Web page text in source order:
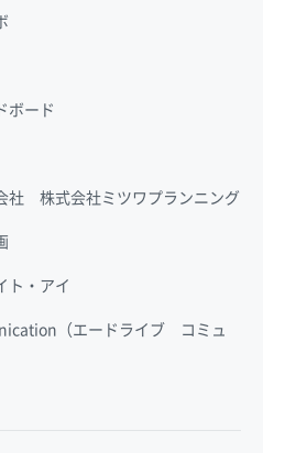
ボード
社 株式会社ミツワプランニング
ト・アイ
（エードライブ コミュ